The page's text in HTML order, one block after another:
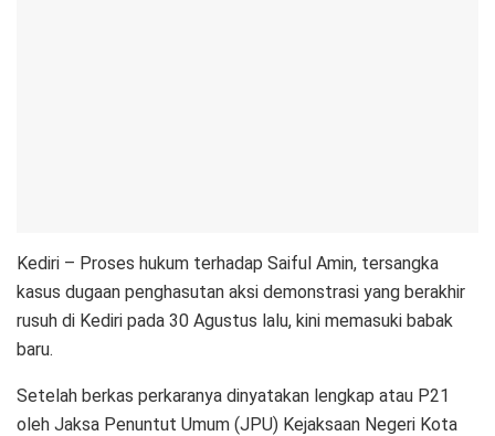
Kediri – Proses hukum terhadap Saiful Amin, tersangka
kasus dugaan penghasutan aksi demonstrasi yang berakhir
rusuh di Kediri pada 30 Agustus lalu, kini memasuki babak
baru.
Setelah berkas perkaranya dinyatakan lengkap atau P21
oleh Jaksa Penuntut Umum (JPU) Kejaksaan Negeri Kota